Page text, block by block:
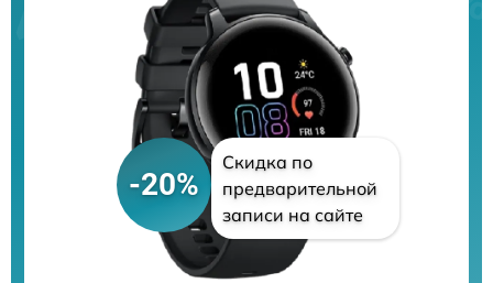
-20%
Скидка по
предварительной
записи на сайте